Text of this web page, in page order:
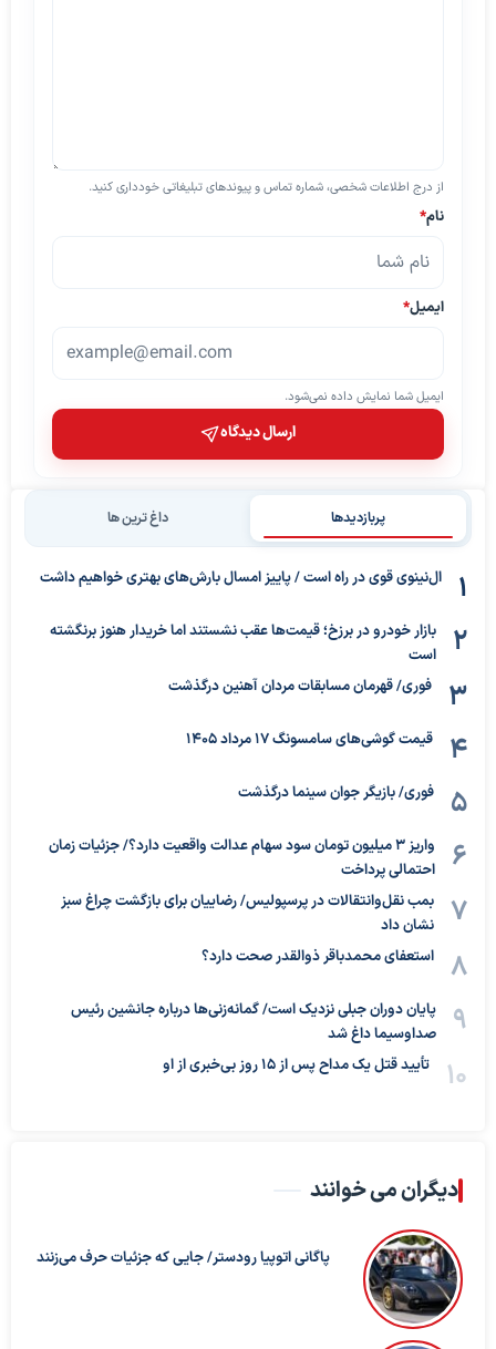
از درج اطلاعات شخصی، شماره تماس و پیوندهای تبلیغاتی خودداری کنید.
نام*
ایمیل*
ایمیل شما نمایش داده نمی‌شود.
ارسال دیدگاه
پربازدیدها داغ ترین ها
ال‌نینوی قوی در راه است / پاییز امسال بارش‌های بهتری خواهیم داشت
بازار خودرو در برزخ؛ قیمت‌ها عقب نشستند اما خریدار هنوز برنگشته
است
فوری/ قهرمان مسابقات مردان آهنین درگذشت
قیمت گوشی‌های سامسونگ 17 مرداد 1405
فوری/ بازیگر جوان سینما درگذشت
واریز ۳ میلیون تومان سود سهام عدالت واقعیت دارد؟/ جزئیات زمان
احتمالی پرداخت
بمب نقل‌وانتقالات در پرسپولیس/ رضاییان برای بازگشت چراغ سبز
نشان داد
استعفای محمدباقر ذوالقدر صحت دارد؟
پایان دوران جبلی نزدیک است/ گمانه‌زنی‌ها درباره جانشین رئیس
صداوسیما داغ شد
تأیید قتل یک مداح پس از ۱۵ روز بی‌خبری از او
دیگران می خوانند
پاگانی اتوپیا رودستر/ جایی که جزئیات حرف می‌زنند